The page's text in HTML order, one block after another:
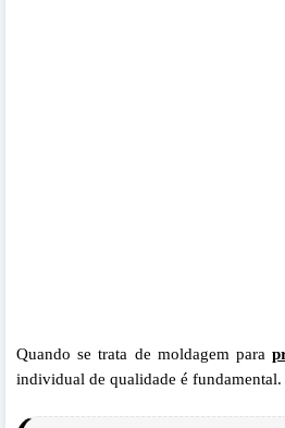
Quando se trata de moldagem para
individual de qualidade é fundamental.